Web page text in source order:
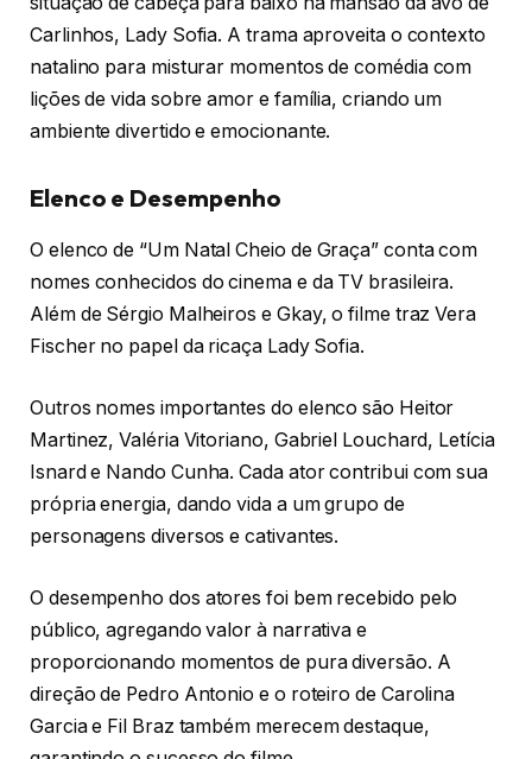
Carlinhos, Lady Sofia. A trama aproveita o contexto
natalino para misturar momentos de comédia com
lições de vida sobre amor e família, criando um
ambiente divertido e emocionante.
Elenco e Desempenho
O elenco de “Um Natal Cheio de Graça” conta com
nomes conhecidos do cinema e da TV brasileira.
Além de Sérgio Malheiros e Gkay, o filme traz Vera
Fischer no papel da ricaça Lady Sofia.
Outros nomes importantes do elenco são Heitor
Martinez, Valéria Vitoriano, Gabriel Louchard, Letícia
Isnard e Nando Cunha. Cada ator contribui com sua
própria energia, dando vida a um grupo de
personagens diversos e cativantes.
O desempenho dos atores foi bem recebido pelo
público, agregando valor à narrativa e
proporcionando momentos de pura diversão. A
direção de Pedro Antonio e o roteiro de Carolina
Garcia e Fil Braz também merecem destaque,